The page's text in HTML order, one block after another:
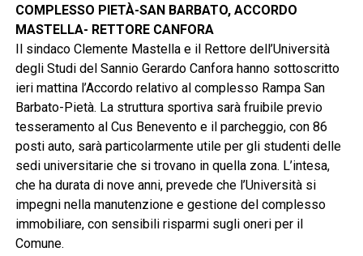
COMPLESSO PIETÀ-SAN BARBATO, ACCORDO
MASTELLA- RETTORE CANFORA
Il sindaco Clemente Mastella e il Rettore dell’Università
degli Studi del Sannio Gerardo Canfora hanno sottoscritto
ieri mattina l’Accordo relativo al complesso Rampa San
Barbato-Pietà. La struttura sportiva sarà fruibile previo
tesseramento al Cus Benevento e il parcheggio, con 86
posti auto, sarà particolarmente utile per gli studenti delle
sedi universitarie che si trovano in quella zona. L’intesa,
che ha durata di nove anni, prevede che l’Università si
impegni nella manutenzione e gestione del complesso
immobiliare, con sensibili risparmi sugli oneri per il
Comune.